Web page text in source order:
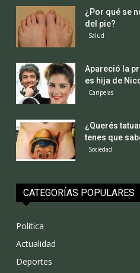
¿Por qué se
del pie?
Salud
Apareció la
es hija de
Caripelas
¿Querés
tenes que
Sociedad
CATEGORÍAS POPULARES
Politica
Actualidad
Deportes